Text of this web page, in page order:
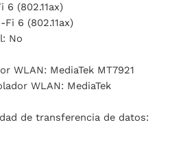
6 (802.11ax)
6 (802.11ax)
No
WLAN: MediaTek MT7921
WLAN: MediaTek
de transferencia de datos: